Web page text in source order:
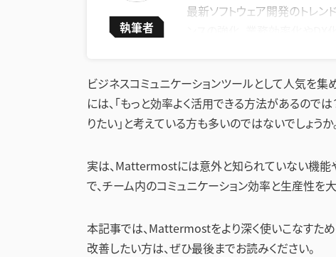
執筆者
最新ソフトウェア開発のトレ
ンスの強化、業務効率化や
上に繋がる実践的な情報をお
ビジネスコミュニケーションツールとして人気を
には、「もっと効率よく活用できる方法があるので
りたい」と考えている方も多いのではないでしょうか
実は、Mattermostには意外と知られていない機能
で、チーム内のコミュニケーション効率と生産性を
本記事では、Mattermostをより深く使いこなすた
改善したい方は、ぜひ最後までお読みください。